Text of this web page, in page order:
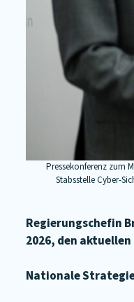
Pressekonferenz zum
Stabsstelle Cyber-
Regierungschefin
2026, den
Nationale